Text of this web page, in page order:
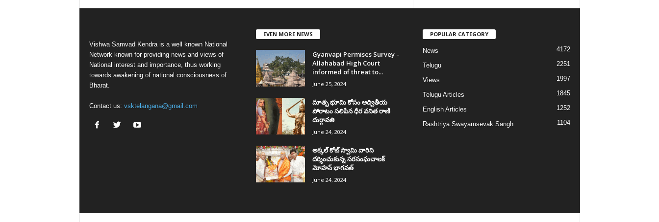
Vishwa Samvad Kendra is a well known National
Network known for providing news and views of
National interest and importance, thus working
towards awakening of national consciousness of
Bharat.
Contact us: vsktelangana@gmail.com
EVEN MORE NEWS
Gyanvapi Permises Survey –
Allahabad High Court
informed of threat to...
June 25, 2024
మాతృ భూమి కోసం అద్వితీయ
పోరాటం సలిపిన ధీర వనిత రాణి
దుర్గావతి
June 24, 2024
అక్కల్‌ కోట్‌ స్వామి వారిని
దర్శించుకున్న సరసంఘచాలక్
మోహన్ భాగవత్
June 24, 2024
POPULAR CATEGORY
News 4172
Telugu 2251
Views 1997
Telugu Articles 1845
English Articles 1252
Rashtriya Swayamsevak Sangh 1104